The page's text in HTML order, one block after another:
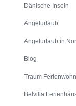
Dänische Inseln
Angelurlaub
Angelurlaub in
Blog
Traum
Belvilla